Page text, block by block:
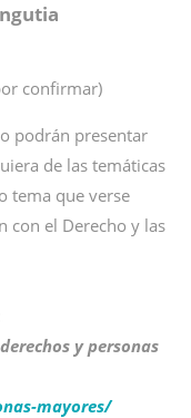
confirmar)
podrán presentar
de las temáticas
tema que verse
con el Derecho y las
y personas
mayores/